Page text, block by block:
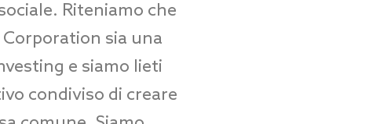
Riteniamo che
sia una
e siamo lieti
condiviso di creare